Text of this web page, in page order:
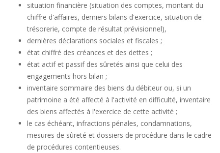
situation financière (situation des comptes, montant du
chiffre d'affaires, derniers bilans d'exercice, situation de
trésorerie, compte de résultat prévisionnel),
dernières déclarations sociales et fiscales ;
état chiffré des créances et des dettes ;
état actif et passif des sûretés ainsi que celui des
engagements hors bilan ;
inventaire sommaire des biens du débiteur ou, si un
patrimoine a été affecté à l'activité en difficulté, inventaire
des biens affectés à l'exercice de cette activité ;
le cas échéant, infractions pénales, condamnations,
mesures de sûreté et dossiers de procédure dans le cadre
de procédures contentieuses.